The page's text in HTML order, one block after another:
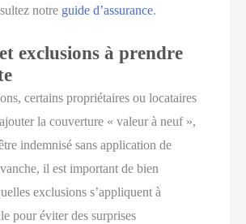
notre guide d’assurance.
exclusions à prendre
certains propriétaires ou locataires
la couverture « valeur à neuf »,
indemnisé sans application de
il est important de bien
exclusions s’appliquent à
pour éviter des surprises